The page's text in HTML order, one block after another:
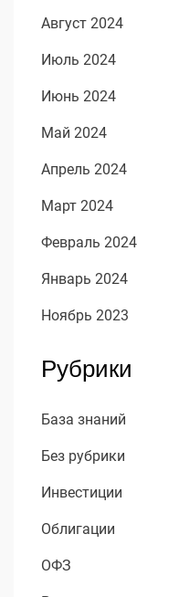
Август 2024
Июль 2024
Июнь 2024
Май 2024
Апрель 2024
Март 2024
Февраль 2024
Январь 2024
Ноябрь 2023
Рубрики
База знаний
Без рубрики
Инвестиции
Облигации
ОФЗ